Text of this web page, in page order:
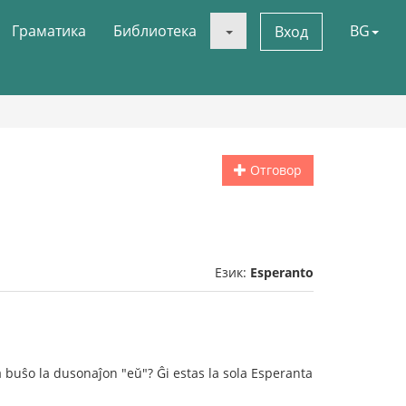
Граматика Библиотека Вход BG
Отговор
Език: Esperanto
la dusonaĵon "eŭ"? Ĝi estas la sola Esperanta